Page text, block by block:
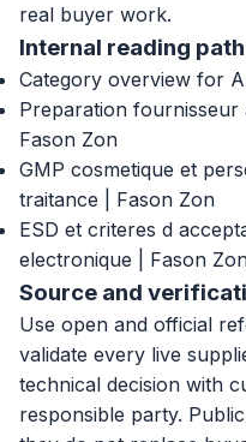
real buyer work.
Internal reading path
Category overview for
Preparation fournisseur
Fason Zon
GMP cosmetique et
traitance | Fason Zon
ESD et criteres d
electronique | Fason
Source and
Use open and official
validate every live
technical decision with
responsible party.